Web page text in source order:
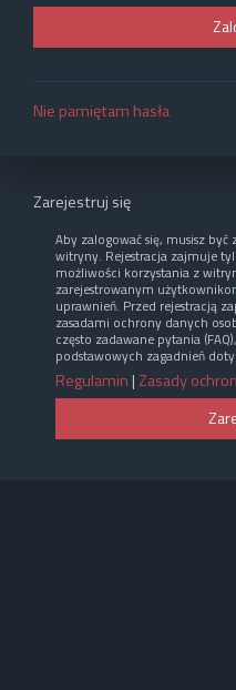
Nie pamiętam hasła
Zarejestruj się
Aby zalogować się, musisz
witryny. Rejestracja zajmuje
możliwości korzystania z
zarejestrowanym
uprawnień. Przed rejestracją
zasadami ochrony danych
często zadawane pytania
podstawowych zagadnień
Regulamin | Zasady